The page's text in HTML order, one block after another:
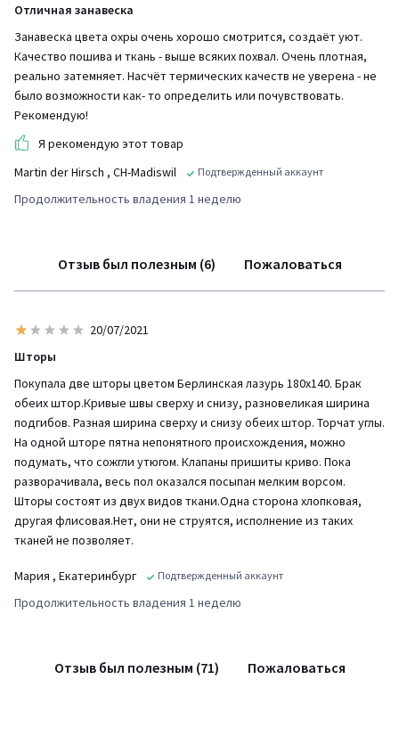
Отличная занавеска
Занавеска цвета охры очень хорошо смотрится, создаёт уют.
Качество пошива и ткань - выше всяких похвал. Очень плотная,
реально затемняет. Насчёт термических качеств не уверена - не
было возможности как- то определить или почувствовать.
Рекомендую!
Я рекомендую этот товар
Martin der Hirsch , CH-Madiswil Подтвержденный аккаунт
Продолжительность владения 1 неделю
Отзыв был полезным (6) Пожаловаться
20/07/2021
Шторы
Покупала две шторы цветом Берлинская лазурь 180х140. Брак
обеих штор.Кривые швы сверху и снизу, разновеликая ширина
подгибов. Разная ширина сверху и снизу обеих штор. Торчат углы.
На одной шторе пятна непонятного происхождения, можно
подумать, что сожгли утюгом. Клапаны пришиты криво. Пока
разворачивала, весь пол оказался посыпан мелким ворсом.
Шторы состоят из двух видов ткани.Одна сторона хлопковая,
другая флисовая.Нет, они не струятся, исполнение из таких
тканей не позволяет.
Мария , Екатеринбург Подтвержденный аккаунт
Продолжительность владения 1 неделю
Отзыв был полезным (71) Пожаловаться